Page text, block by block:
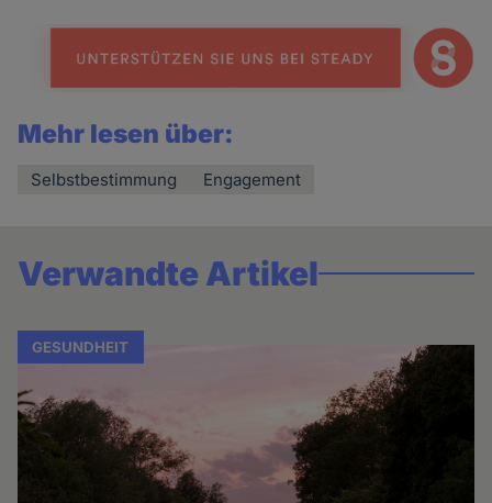
news
Mehr lesen über:
Selbstbestimmung Engagement
Verwandte Artikel
GESUNDHEIT